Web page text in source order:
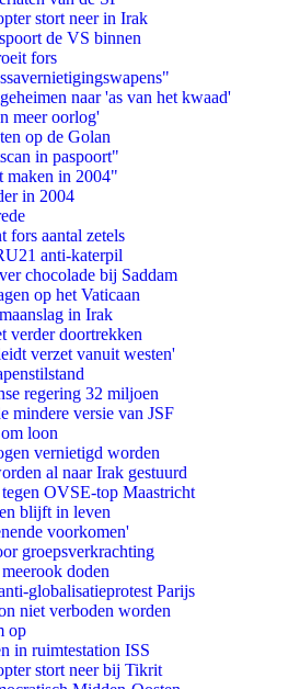
stort neer in Irak
de VS binnen
fors
naar 'as van het kwaad'
meer oorlog'
op de Golan
in paspoort"
maken in 2004"
in 2004
aantal zetels
anti-katerpil
chocolade bij Saddam
op het Vaticaan
in Irak
verder doortrekken
verzet vanuit westen'
regering 32 miljoen
mindere versie van JSF
loon
vernietigd worden
al naar Irak gestuurd
OVSE-top Maastricht
blijft in leven
voorkomen'
groepsverkrachting
doden
globalisatieprotest Parijs
niet verboden worden
op
in ruimtestation ISS
stort neer bij Tikrit